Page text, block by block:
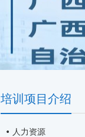
培训项目介绍
人力资源